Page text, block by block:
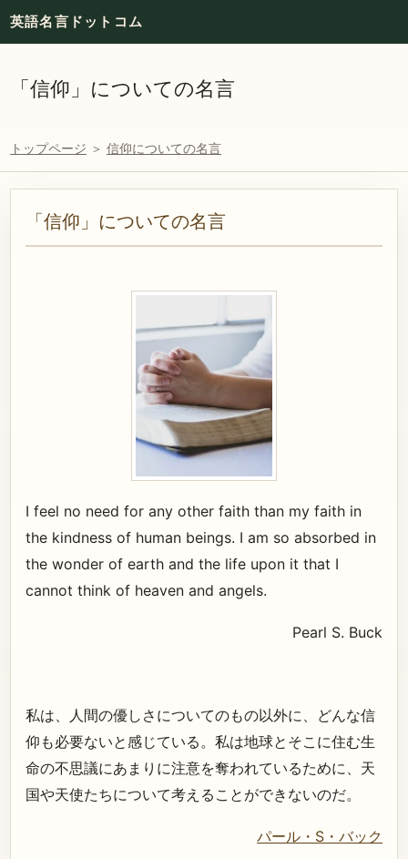
英語名言ドットコム
「信仰」についての名言
トップページ ＞ 信仰についての名言
「信仰」についての名言
I feel no need for any other faith than my faith in
the kindness of human beings. I am so absorbed in
the wonder of earth and the life upon it that I
cannot think of heaven and angels.
Pearl S. Buck
私は、人間の優しさについてのもの以外に、どんな信
仰も必要ないと感じている。私は地球とそこに住む生
命の不思議にあまりに注意を奪われているために、天
国や天使たちについて考えることができないのだ。
パール・S・バック